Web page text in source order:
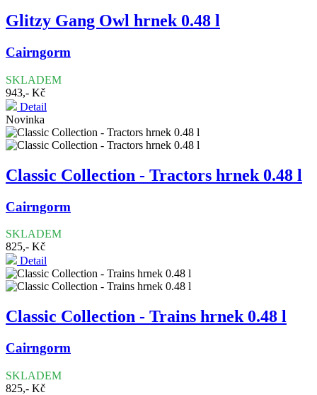
Glitzy Gang Owl hrnek 0.48 l
Cairngorm
SKLADEM
943,- Kč
Detail
Novinka
Classic Collection - Tractors hrnek 0.48 l
Cairngorm
SKLADEM
825,- Kč
Detail
Classic Collection - Trains hrnek 0.48 l
Cairngorm
SKLADEM
825,- Kč